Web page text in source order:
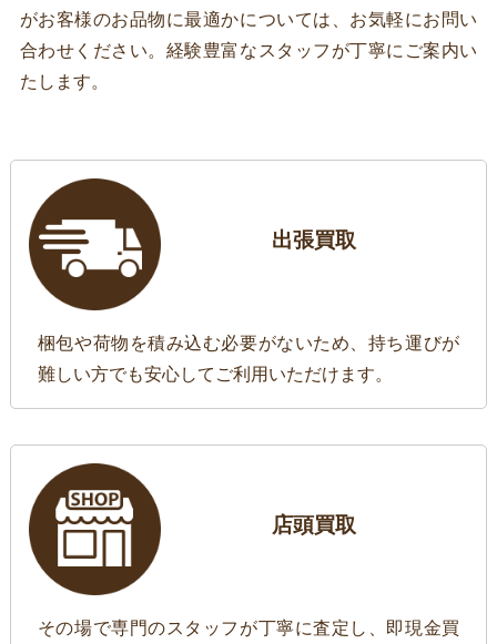
がお客様のお品物に最適かについては、お気軽にお問い
合わせください。経験豊富なスタッフが丁寧にご案内い
たします。
出張買取
梱包や荷物を積み込む必要がないため、持ち運びが
難しい方でも安心してご利用いただけます。
店頭買取
その場で専門のスタッフが丁寧に査定し、即現金買